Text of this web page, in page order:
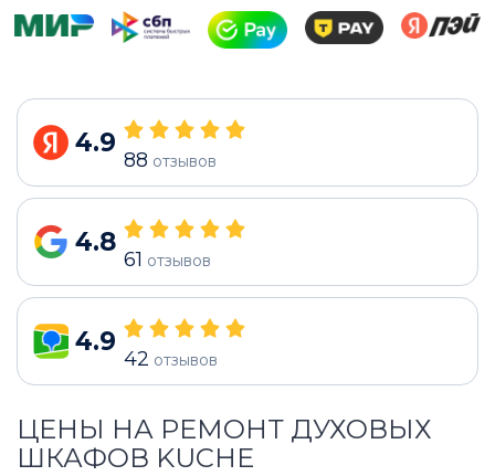
4.9
88 отзывов
4.8
61 отзывов
4.9
42 отзывов
ЦЕНЫ НА РЕМОНТ ДУХОВЫХ
ШКАФОВ KUCHE